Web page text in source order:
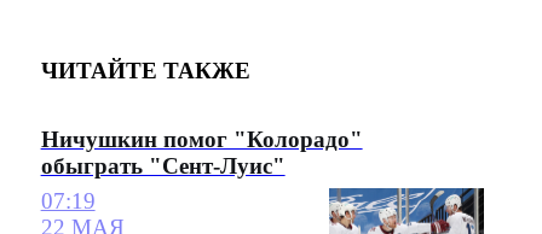
ЧИТАЙТЕ ТАКЖЕ
Ничушкин помог "Колорадо"
обыграть "Сент-Луис"
07:19
22 МАЯ